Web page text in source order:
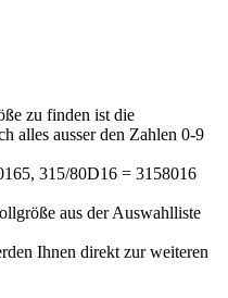
zu finden ist die
alles ausser den Zahlen 0-9
315/80D16 = 3158016
aus der Auswahlliste
Ihnen direkt zur weiteren